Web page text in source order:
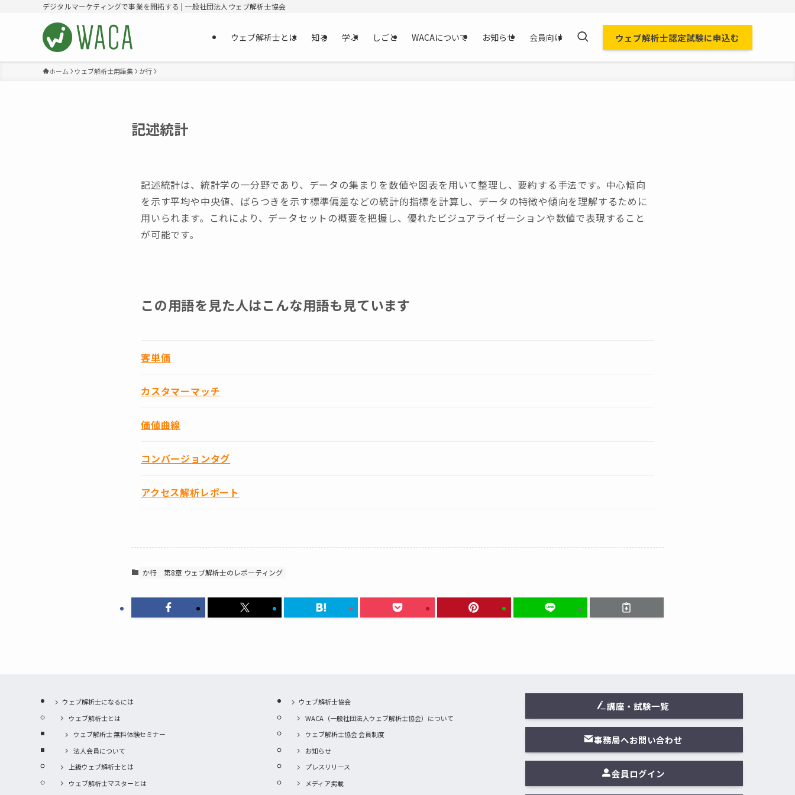
デジタルマーケティングで事業を開拓する | 一般社団法人ウェブ解析士協会
ウェブ解析士とは 知る 学ぶ しごと WACAについて お知らせ 会員向け ウェブ解析士認定試験に申込む
ホーム ウェブ解析士用語集 か行
記述統計
記述統計は、統計学の一分野であり、データの集まりを数値や図表を用いて整理し、要約する手法です。中心傾向
を示す平均や中央値、ばらつきを示す標準偏差などの統計的指標を計算し、データの特徴や傾向を理解するために
用いられます。これにより、データセットの概要を把握し、優れたビジュアライゼーションや数値で表現すること
が可能です。
この用語を見た人はこんな用語も見ています
客単価
カスタマーマッチ
価値曲線
コンバージョンタグ
アクセス解析レポート
か行 第8章 ウェブ解析士のレポーティング
ウェブ解析士になるには
ウェブ解析士とは
ウェブ解析士 無料体験セミナー
法人会員について
上級ウェブ解析士とは
ウェブ解析士マスターとは
ウェブ解析士協会
WACA（一般社団法人ウェブ解析士協会）について
ウェブ解析士協会 会員制度
お知らせ
プレスリリース
メディア掲載
講座・試験一覧
事務局へお問い合わせ
会員ログイン